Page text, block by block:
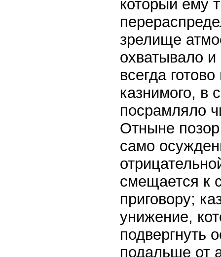
который ему
зрелище
охватывало
всегда
казнимого, в
посрамляло
Отныне
само
смещается к
приговору;
унижение,
подвергнуть
подальше от